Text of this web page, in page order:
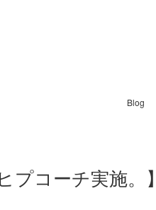
Blog
プコーチ実施。】